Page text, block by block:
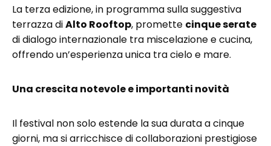
La terza edizione, in programma sulla suggestiva
terrazza diAlto Rooftop, promette cinque serate
di dialogo internazionale tra miscelazione e cucina,
offrendo un’esperienza unica tra cielo e mare.
Una crescita notevole e importanti novità
Il festival non solo estende la sua durata a cinque
giorni, ma si arricchisce di collaborazioni prestigiose